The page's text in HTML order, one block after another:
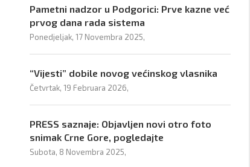
Pametni nadzor u Podgorici: Prve kazne već
prvog dana rada sistema
Ponedjeljak, 17 Novembra 2025,
“Vijesti” dobile novog većinskog vlasnika
Četvrtak, 19 Februara 2026,
PRESS saznaje: Objavljen novi otro foto
snimak Crne Gore, pogledajte
Subota, 8 Novembra 2025,